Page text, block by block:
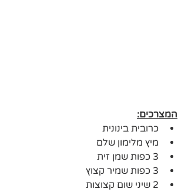
המצרכים:
כרובית בינונית
מיץ מלימון שלם
3 כפות שמן זית
3 כפות שמיר קצוץ
2 שיני שום קצוצות